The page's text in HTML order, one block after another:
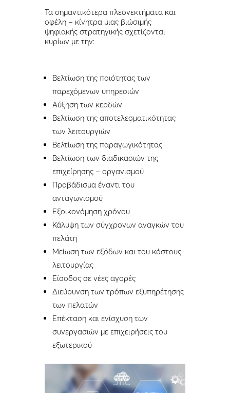
Τα σημαντικότερα πλεονεκτήματα και
οφέλη – κίνητρα μιας βιώσιμής
ψηφιακής στρατηγικής σχετίζονται
κυρίων με την:
Βελτίωση της ποιότητας των
παρεχόμενων υπηρεσιών
Αύξηση των κερδών
Βελτίωση της αποτελεσματικότητας
των λειτουργιών
Βελτίωση της παραγωγικότητας
Βελτίωση των διαδικασιών της
επιχείρησης – οργανισμού
Προβάδισμα έναντι του
ανταγωνισμού
Εξοικονόμηση χρόνου
Κάλυψη των σύγχρονων αναγκών του
πελάτη
Μείωση των εξόδων και του κόστους
λειτουργίας
Είσοδος σε νέες αγορές
Διεύρυνση των τρόπων εξυπηρέτησης
των πελατών
Επέκταση και ενίσχυση των
συνεργασιών με επιχειρήσεις του
εξωτερικού